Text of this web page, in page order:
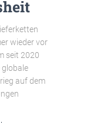
wieder vor
seit 2020
globale
auf dem